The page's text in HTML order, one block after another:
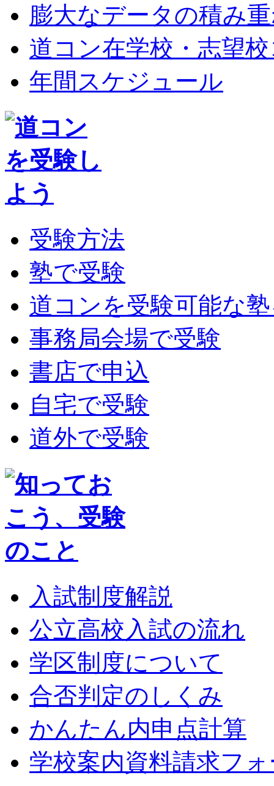
膨大なデータの積み
道コン在学校・志望
年間スケジュール
受験方法
塾で受験
道コンを受験可能な
事務局会場で受験
書店で申込
自宅で受験
道外で受験
入試制度解説
公立高校入試の流れ
学区制度について
合否判定のしくみ
かんたん内申点計算
学校案内資料請求フ